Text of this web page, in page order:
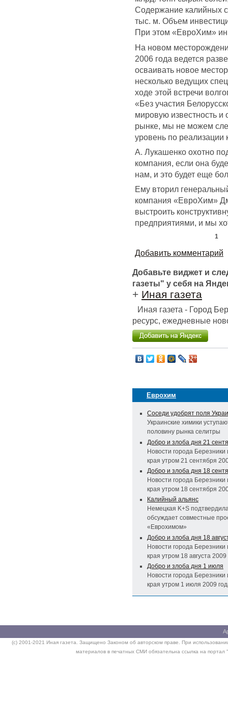
Содержание калийных
тыс. м. Объем
При этом «ЕвроХим»
На новом
2006 года ведется
осваивать новое
несколько ведущих
ходе этой встречи
«Без участия
мировую известность
рынке, мы не можем
уровень по реализации
А. Лукашенко охотно
компания, если она
нам, и это будет еще
Ему вторил
компания «ЕвроХим»
выстроить
предприятиями, и мы
1
Добавить комментарий
Добавьте виджет и
газеты" у себя на
+ Иная газета
Иная газета - Город
ресурс, ежедневные
Еврохим
Соседи удобрят поля
Украинские химики
половину рынка селитры
Добро и злоба дня 21
Новости города Березники
края утром 21 сентября
Добро и злоба дня 18
Новости города Березники
края утром 18 сентября
Калийный альянс
Немецкая K+S
обсуждает совместные
«Еврохимом»
Добро и злоба дня 18
Новости города Березники
края утром 18 августа 2009
Добро и злоба дня 1 июля
Новости города Березники
края утром 1 июля 2009
(c) 2001-2021 Иная газета. Защищено Законом об авторском праве. При
материалов в печатных СМИ обязательна ссылка на